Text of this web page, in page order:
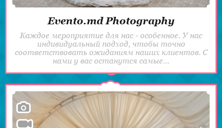
Evento.md Photography
Каждое мероприятие для нас - особенное. У нас
индивидуальный подход, чтобы точно
соответствовать ожиданиям наших клиентов. С
нами у вас останутся самые…